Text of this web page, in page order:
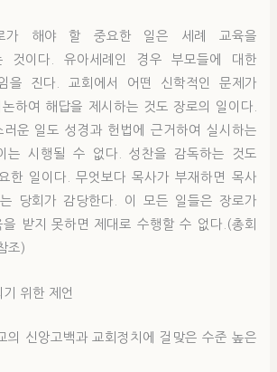
가 해야 할 중요한 일은 세례 교육을
것이다. 유아세례인 경우 부모들에 대한
을 진다. 교회에서 어떤 신학적인 문제가
하여 해답을 제시하는 것도 장로의 일이다.
운 일도 성경과 헌법에 근거하여 실시하는
는 시행될 수 없다. 성찬을 감독하는 것도
한 일이다. 무엇보다 목사가 부재하면 목사
당회가 감당한다. 이 모든 일들은 장로가
받지 못하면 제대로 수행할 수 없다.(총회
조)
위한 제언
의 신앙고백과 교회정치에 걸맞은 수준 높은